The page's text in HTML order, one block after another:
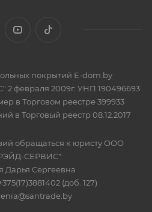
покрытий E-dom.by
февраля 2009г. УНП 190496693
в Торговом реестре 399933
в Торговый реестр 08.12.2017
обращаться к юристу ООО
СЕРВИС":
Дарья Сергеевна
(доб. 127)